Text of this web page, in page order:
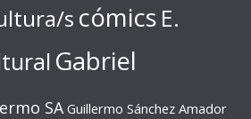
s cómics E.
Gabriel
SA Guillermo Sánchez Amador